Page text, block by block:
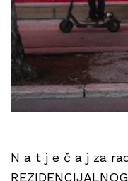
N a t j e č a j za